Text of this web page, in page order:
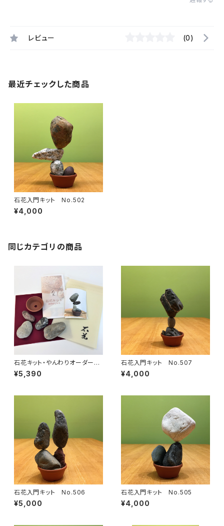
レビュー (0)
最近チェックした商品
石花入門キット No.502
¥4,000
同じカテゴリの商品
石花キット・やんわりオーダーメ
イド【おうちでロックバランシン
グ！】
¥5,390
石花入門キット No.507
¥4,000
石花入門キット No.506
¥5,000
石花入門キット No.505
¥4,000